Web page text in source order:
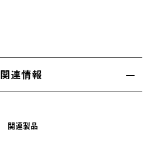
関連情報
関連製品